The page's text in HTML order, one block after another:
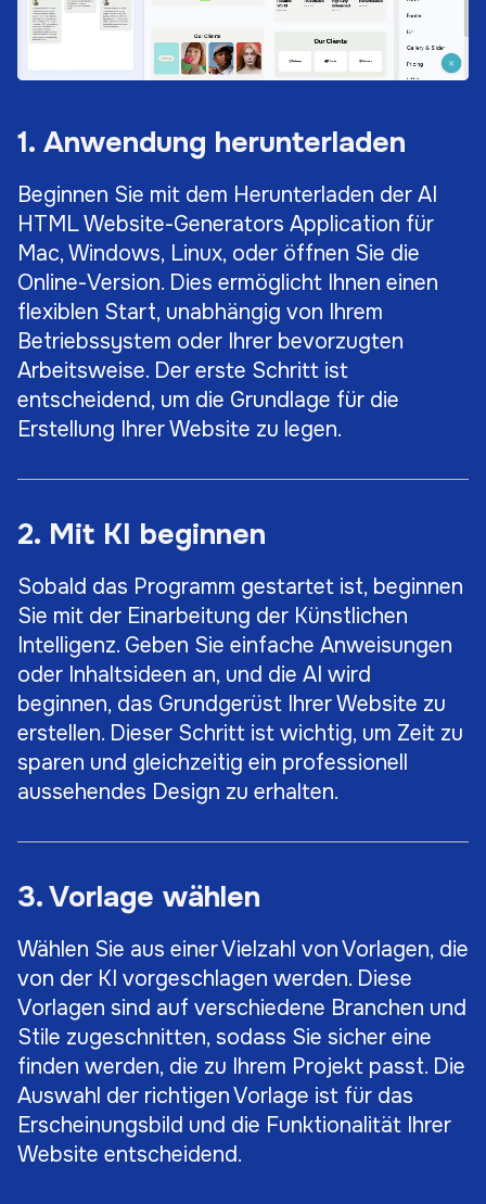
1. Anwendung herunterladen
Beginnen Sie mit dem Herunterladen der AI
HTML Website-Generators Application für
Mac, Windows, Linux, oder öffnen Sie die
Online-Version. Dies ermöglicht Ihnen einen
flexiblen Start, unabhängig von Ihrem
Betriebssystem oder Ihrer bevorzugten
Arbeitsweise. Der erste Schritt ist
entscheidend, um die Grundlage für die
Erstellung Ihrer Website zu legen.
2. Mit KI beginnen
Sobald das Programm gestartet ist, beginnen
Sie mit der Einarbeitung der Künstlichen
Intelligenz. Geben Sie einfache Anweisungen
oder Inhaltsideen an, und die AI wird
beginnen, das Grundgerüst Ihrer Website zu
erstellen. Dieser Schritt ist wichtig, um Zeit zu
sparen und gleichzeitig ein professionell
aussehendes Design zu erhalten.
3. Vorlage wählen
Wählen Sie aus einer Vielzahl von Vorlagen, die
von der KI vorgeschlagen werden. Diese
Vorlagen sind auf verschiedene Branchen und
Stile zugeschnitten, sodass Sie sicher eine
finden werden, die zu Ihrem Projekt passt. Die
Auswahl der richtigen Vorlage ist für das
Erscheinungsbild und die Funktionalität Ihrer
Website entscheidend.